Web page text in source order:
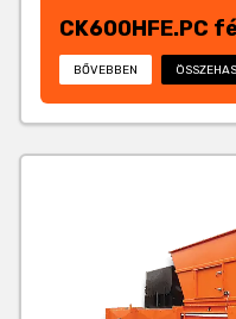
CK600HFE.PC
BŐVEBBEN